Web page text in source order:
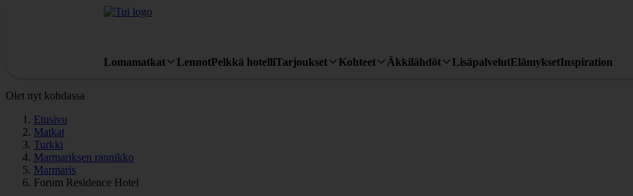
Lomamatkat LennotPelkkä hotelliTarjoukset Kohteet Äkkilähdöt LisäpalvelutElämyksetInspiration
Olet nyt kohdassa
Etusivu
Matkat
Turkki
Marmariksen rannikko
Marmaris
Forum Residence Hotel